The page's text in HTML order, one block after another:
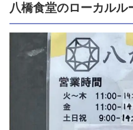
八橋食堂のローカルル